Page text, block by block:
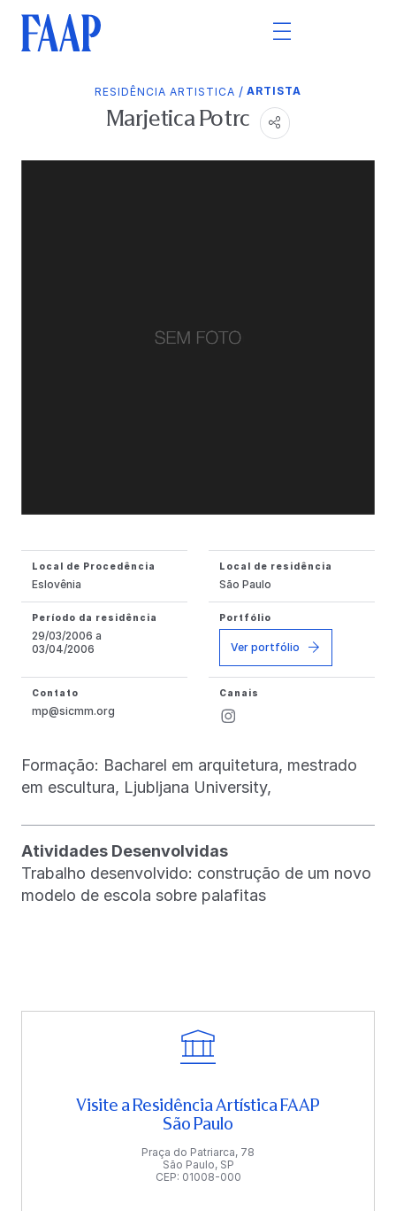
RESIDÊNCIA ARTISTICA / ARTISTA
Marjetica Potrc
Local de Procedência
Eslovênia
Local de residência
São Paulo
Período da residência
29/03/2006 a
03/04/2006
Portfólio
Ver portfólio
Contato
mp@sicmm.org
Canais
Formação: Bacharel em arquitetura, mestrado
em escultura, Ljubljana University,
Atividades Desenvolvidas
Trabalho desenvolvido: construção de um novo
modelo de escola sobre palafitas
Visite a Residência Artística FAAP
São Paulo
Praça do Patriarca, 78
São Paulo, SP
CEP: 01008-000